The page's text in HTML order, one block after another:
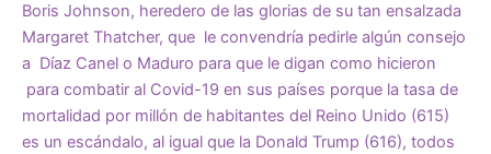
Boris Johnson, heredero de las glorias de su tan ensalzada
Margaret Thatcher, que le convendría pedirle algún consejo
a Díaz Canel o Maduro para que le digan como hicieron
para combatir al Covid-19 en sus países porque la tasa de
mortalidad por millón de habitantes del Reino Unido (615)
es un escándalo, al igual que la Donald Trump (616), todos